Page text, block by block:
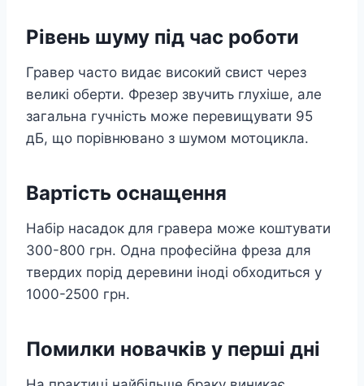
Рівень шуму під час роботи
Гравер часто видає високий свист через
великі оберти. Фрезер звучить глухіше, але
загальна гучність може перевищувати 95
дБ, що порівнювано з шумом мотоцикла.
Вартість оснащення
Набір насадок для гравера може коштувати
300-800 грн. Одна професійна фреза для
твердих порід деревини іноді обходиться у
1000-2500 грн.
Помилки новачків у перші дні